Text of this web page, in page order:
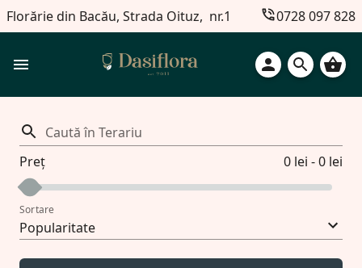
Florărie din Bacău, Strada Oituz, nr.1 0728 097 828
Caută în Terariu
Preț
0 lei - 0 lei
Sortare
Popularitate